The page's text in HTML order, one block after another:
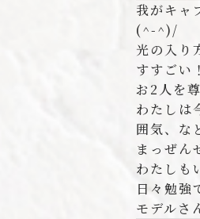
我がキャ
(^-^)/
光の入り
すすごい
お2人を
わたしは
囲気、な
まっぜん
わたしも
日々勉強
モデルさ